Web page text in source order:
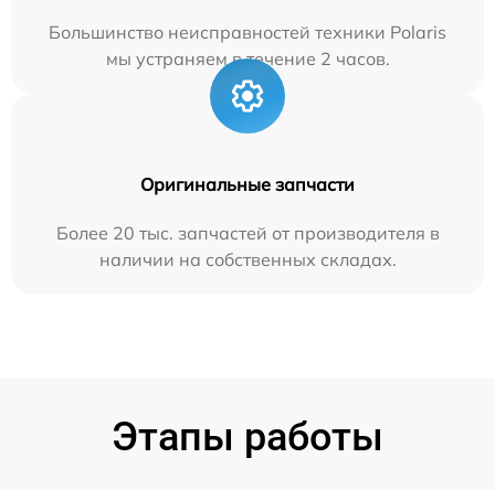
Большинство неисправностей техники Polaris
мы устраняем в течение 2 часов.
Оригинальные запчасти
Более 20 тыс. запчастей от производителя в
наличии на собственных складах.
Этапы работы